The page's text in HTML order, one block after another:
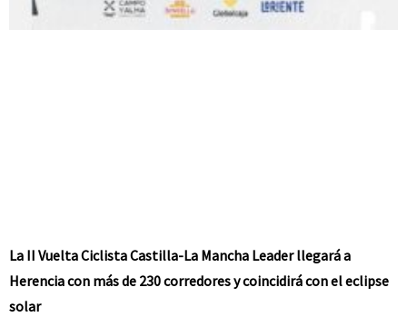
La II Vuelta Ciclista Castilla-La Mancha Leader llegará a
Herencia con más de 230 corredores y coincidirá con el eclipse
solar